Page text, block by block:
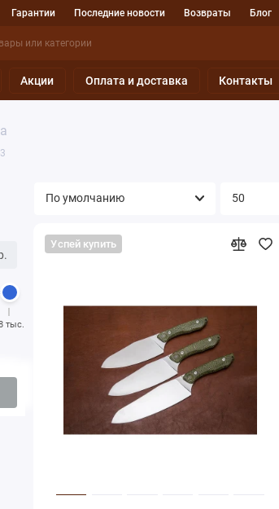
Гарантии Последние новости Возвраты Блог
Акции Оплата и доставка Контакты
тыс.
Успей купить